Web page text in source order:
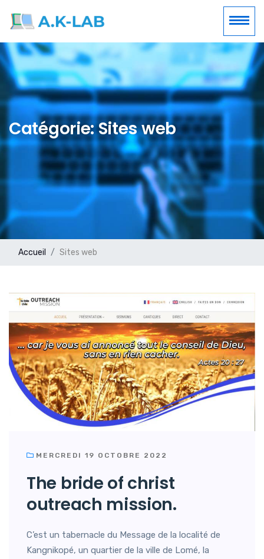
Catégorie: Sites web
Accueil Sites web
MERCREDI 19 OCTOBRE 2022
The bride of christ
outreach mission.
C’est un tabernacle du Message de la localité de
Kangnikopé, un quartier de la ville de Lomé, la